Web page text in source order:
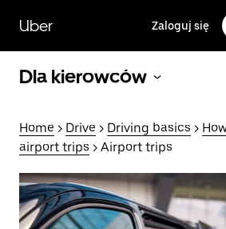
głównej
zawartości
Uber Zaloguj się
Dla kierowców
Home > Drive > Driving basics >
airport trips > Airport trips